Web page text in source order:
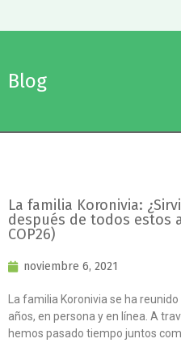
Blog
La familia Koronivia:
después de todos estos
COP26)
noviembre 6, 2021
La familia Koronivia se ha
años, en persona y en línea. A
hemos pasado tiempo juntos